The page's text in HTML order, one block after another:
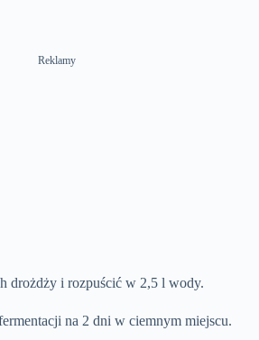
Reklamy
drożdży i rozpuścić w 2,5 l wody.
na 2 dni w ciemnym miejscu.